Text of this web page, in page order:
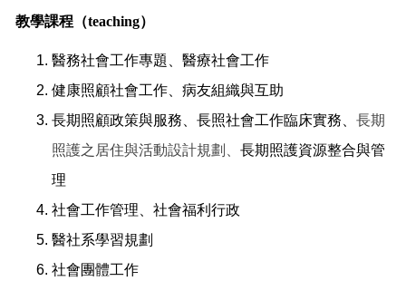
教學課程（teaching）
醫務社會工作專題、醫療社會工作
健康照顧社會工作、病友組織與互助
長期照顧政策與服務、長照社會工作臨床實務、 長期
照護之居住與活動設計規劃、 長期照護資源整合與管
理
社會工作管理、社會福利 行政
醫社系學習規劃
社會團體工作